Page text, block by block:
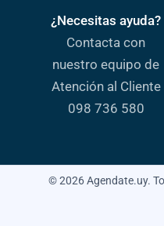
¿Necesitas ayuda?
Contacta con
nuestro equipo de
Atención al Cliente
098 736 580
© 2026 Agendate.uy.